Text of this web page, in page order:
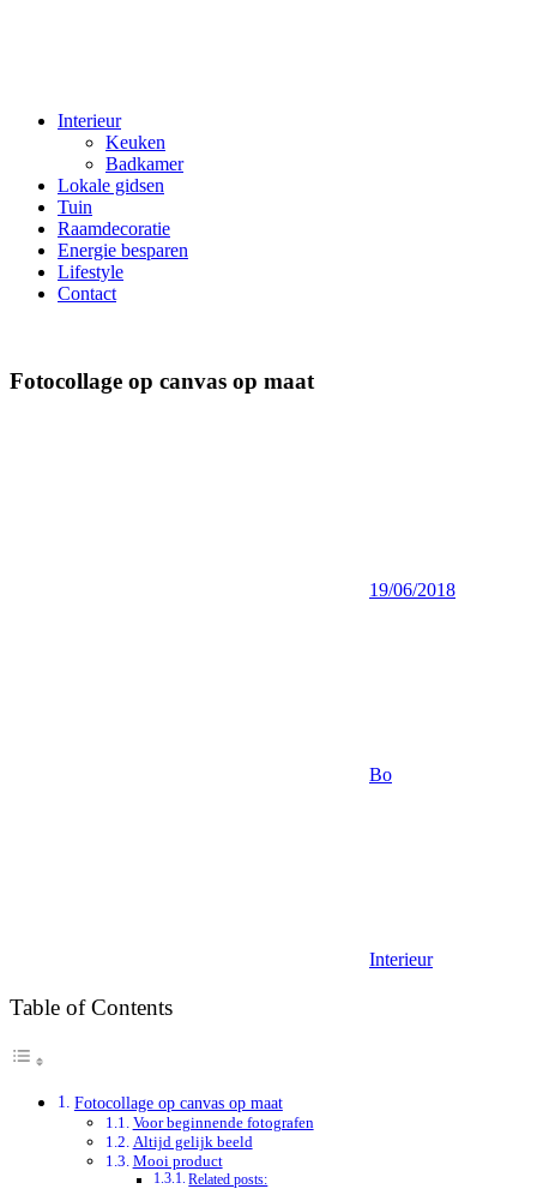
Interieur
Keuken
Badkamer
Lokale gidsen
Tuin
Raamdecoratie
Energie besparen
Lifestyle
Contact
Fotocollage op canvas op maat
19/06/2018
Bo
Interieur
Table of Contents
Fotocollage op canvas op maat
Voor beginnende fotografen
Altijd gelijk beeld
Mooi product
Related posts: